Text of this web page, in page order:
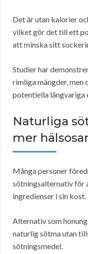
Det är utan kalorier
vilket gör det till ett
att minska sitt
Studier har
rimliga mängder, men
potentiella långvariga
Naturliga
mer
Många personer
sötningsalternativ för
ingredienser i sin kost.
Alternativ som
naturlig sötma utan
sötningsmedel.